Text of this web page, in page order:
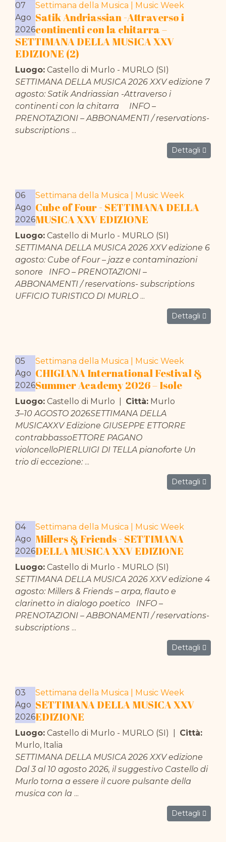
07
Ago
2026
Settimana della Musica | Music Week
Satik Andriassian -Attraverso i
continenti con la chitarra –
SETTIMANA DELLA MUSICA XXV
EDIZIONE (2)
Luogo: Castello di Murlo - MURLO (SI)
SETTIMANA DELLA MUSICA 2026 XXV edizione 7
agosto: Satik Andriassian -Attraverso i
continenti con la chitarra INFO –
PRENOTAZIONI – ABBONAMENTI / reservations-
subscriptions ...
Dettagli
06
Ago
2026
Settimana della Musica | Music Week
Cube of Four - SETTIMANA DELLA
MUSICA XXV EDIZIONE
Luogo: Castello di Murlo - MURLO (SI)
SETTIMANA DELLA MUSICA 2026 XXV edizione 6
agosto: Cube of Four – jazz e contaminazioni
sonore INFO – PRENOTAZIONI –
ABBONAMENTI / reservations- subscriptions
UFFICIO TURISTICO DI MURLO ...
Dettagli
05
Ago
2026
Settimana della Musica | Music Week
CHIGIANA International Festival &
Summer Academy 2026 – Isole
Luogo: Castello di Murlo Città: Murlo
3–10 AGOSTO 2026SETTIMANA DELLA
MUSICAXXV Edizione GIUSEPPE ETTORRE
contrabbassoETTORE PAGANO
violoncelloPIERLUIGI DI TELLA pianoforte Un
trio di eccezione: ...
Dettagli
04
Ago
2026
Settimana della Musica | Music Week
Millers & Friends - SETTIMANA
DELLA MUSICA XXV EDIZIONE
Luogo: Castello di Murlo - MURLO (SI)
SETTIMANA DELLA MUSICA 2026 XXV edizione 4
agosto: Millers & Friends – arpa, flauto e
clarinetto in dialogo poetico INFO –
PRENOTAZIONI – ABBONAMENTI / reservations-
subscriptions ...
Dettagli
03
Ago
2026
Settimana della Musica | Music Week
SETTIMANA DELLA MUSICA XXV
EDIZIONE
Luogo: Castello di Murlo - MURLO (SI)
Città:
Murlo, Italia
SETTIMANA DELLA MUSICA 2026 XXV edizione
Dal 3 al 10 agosto 2026, il suggestivo Castello di
Murlo torna a essere il cuore pulsante della
musica con la ...
Dettagli